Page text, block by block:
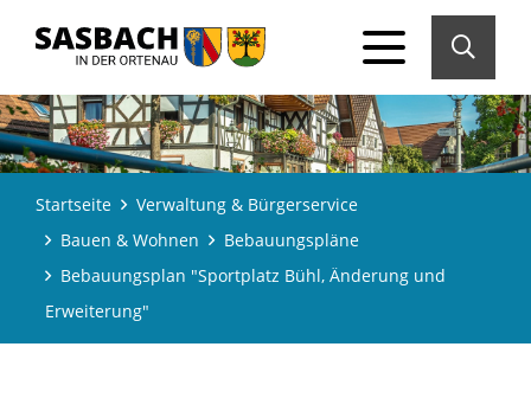
Startseite
Verwaltung & Bürgerservice
Bauen & Wohnen
Bebauungspläne
Bebauungsplan "Sportplatz Bühl, Änderung und
Erweiterung"